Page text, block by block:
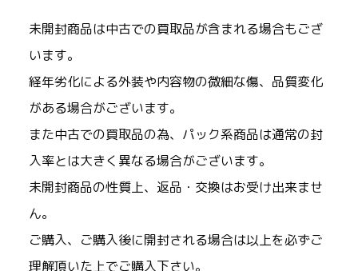
未開封商品は中古での買取品が含まれる場合もござ
います。
経年劣化による外装や内容物の微細な傷、品質変化
がある場合がございます。
また中古での買取品の為、パック系商品は通常の封
入率とは大きく異なる場合がございます。
未開封商品の性質上、返品・交換はお受け出来ませ
ん。
ご購入、ご購入後に開封される場合は以上を必ずご
理解頂いた上でご購入下さい。